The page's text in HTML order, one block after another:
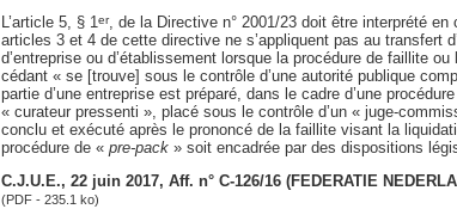
L’article 5, § 1er, de la Directive n° 2001/23 doit être interprété
articles 3 et 4 de cette directive ne s’appliquent pas au transfert
d’entreprise ou d’établissement lorsque la procédure de faillite
cédant « se [trouve] sous le contrôle d’une autorité publique
partie d’une entreprise est préparé, dans le cadre d’une
« curateur pressenti », placé sous le contrôle d’un « juge-
conclu et exécuté après le prononcé de la faillite visant la
procédure de « pre-pack» soit encadrée par des dispositions
C.J.U.E., 22 juin 2017, Aff. n° C-126/16 (FEDERATIE
(PDF - 235.1 ko)